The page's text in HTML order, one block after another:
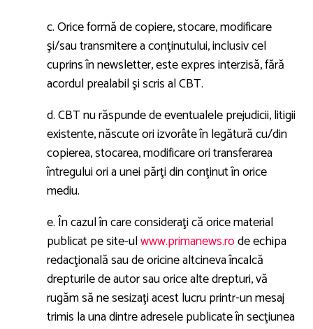
c. Orice formă de copiere, stocare, modificare
şi/sau transmitere a conţinutului, inclusiv cel
cuprins în newsletter, este expres interzisă, fără
acordul prealabil şi scris al CBT.
d. CBT nu răspunde de eventualele prejudicii, litigii
existente, născute ori izvorâte în legătură cu/din
copierea, stocarea, modificare ori transferarea
întregului ori a unei părţi din conţinut în orice
mediu.
e. În cazul în care consideraţi că orice material
publicat pe site-ulwww.primanews.rode echipa
redacţională sau de oricine altcineva încalcă
drepturile de autor sau orice alte drepturi, vă
rugăm să ne sesizaţi acest lucru printr-un mesaj
trimis la una dintre adresele publicate în secţiunea